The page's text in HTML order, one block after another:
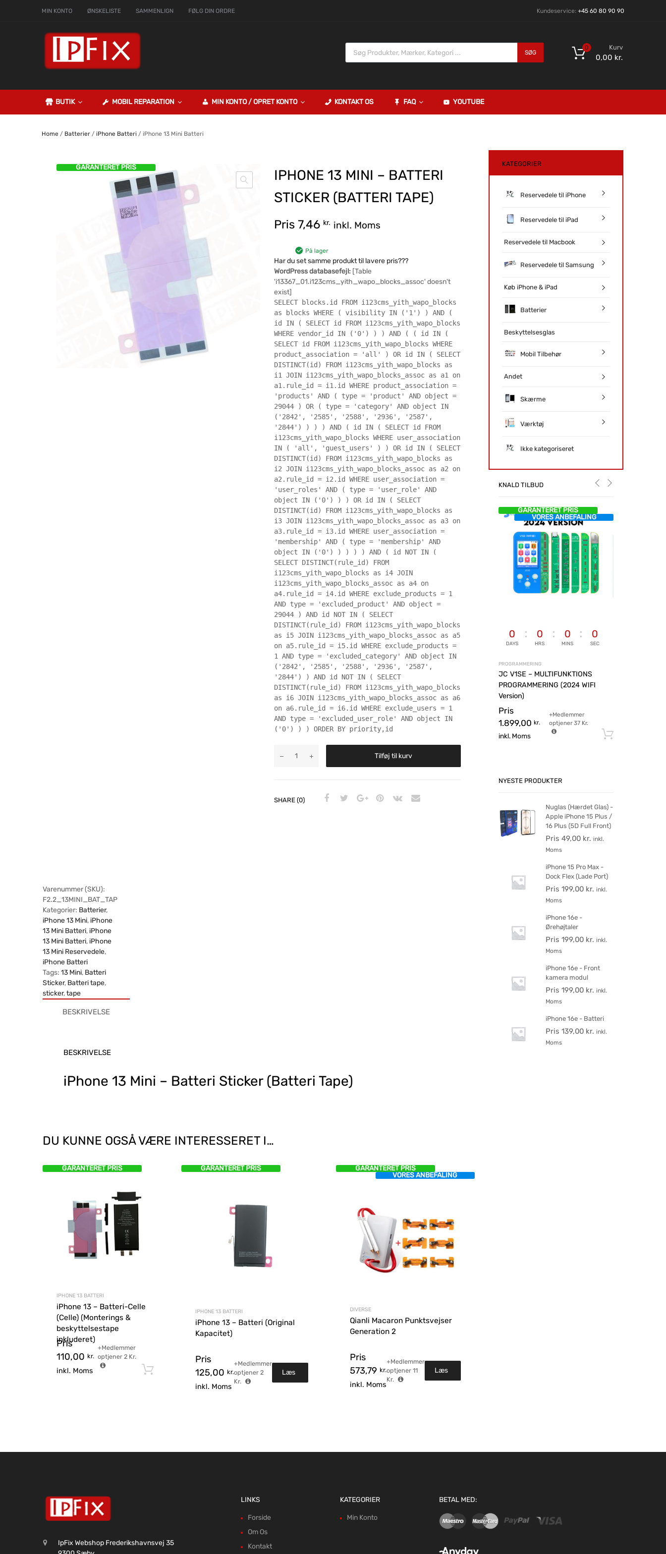
MIN KONTO ØNSKELISTE SAMMENLIGN FØLG DIN ORDRE Kundeservice: +45 60 80 90 90
SØG
Kurv
0,00 kr.
0
BUTIK MOBIL REPARATION MIN KONTO / OPRET KONTO KONTAKT OS FAQ YOUTUBE
Home/ Batterier/ iPhone Batteri / iPhone 13 Mini Batteri
GARANTERET PRIS
IPHONE 13 MINI – BATTERI
STICKER (BATTERI TAPE)
Pris7,46 kr. inkl. Moms
På lager
Har du set samme produkt til lavere pris???
WordPress databasefejl: [Table
'i13367_01.i123cms_yith_wapo_blocks_assoc' doesn't
exist]
SELECT blocks.id FROM i123cms_yith_wapo_blocks
as blocks WHERE ( visibility IN ('1') ) AND (
id IN ( SELECT id FROM i123cms_yith_wapo_blocks
WHERE vendor_id IN ('0') ) ) AND ( ( id IN (
SELECT id FROM i123cms_yith_wapo_blocks WHERE
product_association = 'all' ) OR id IN ( SELECT
DISTINCT(id) FROM i123cms_yith_wapo_blocks as
i1 JOIN i123cms_yith_wapo_blocks_assoc as a1 on
a1.rule_id = i1.id WHERE product_association =
'products' AND ( type = 'product' AND object =
29044 ) OR ( type = 'category' AND object IN
('2842', '2585', '2588', '2936', '2587',
'2844') ) ) ) AND ( id IN ( SELECT id FROM
i123cms_yith_wapo_blocks WHERE user_association
IN ( 'all', 'guest_users' ) ) OR id IN ( SELECT
DISTINCT(id) FROM i123cms_yith_wapo_blocks as
i2 JOIN i123cms_yith_wapo_blocks_assoc as a2 on
a2.rule_id = i2.id WHERE user_association =
'user_roles' AND ( type = 'user_role' AND
object IN ('0') ) ) OR id IN ( SELECT
DISTINCT(id) FROM i123cms_yith_wapo_blocks as
i3 JOIN i123cms_yith_wapo_blocks_assoc as a3 on
a3.rule_id = i3.id WHERE user_association =
'membership' AND ( type = 'membership' AND
object IN ('0') ) ) ) ) AND ( id NOT IN (
SELECT DISTINCT(rule_id) FROM
i123cms_yith_wapo_blocks as i4 JOIN
i123cms_yith_wapo_blocks_assoc as a4 on
a4.rule_id = i4.id WHERE exclude_products = 1
AND type = 'excluded_product' AND object =
29044 ) AND id NOT IN ( SELECT
DISTINCT(rule_id) FROM i123cms_yith_wapo_blocks
as i5 JOIN i123cms_yith_wapo_blocks_assoc as a5
on a5.rule_id = i5.id WHERE exclude_products =
1 AND type = 'excluded_category' AND object IN
('2842', '2585', '2588', '2936', '2587',
'2844') ) AND id NOT IN ( SELECT
DISTINCT(rule_id) FROM i123cms_yith_wapo_blocks
as i6 JOIN i123cms_yith_wapo_blocks_assoc as a6
on a6.rule_id = i6.id WHERE exclude_users = 1
AND type = 'excluded_user_role' AND object IN
('0') ) ) ORDER BY priority,id
Tilføj til kurv
SHARE (0)
Varenummer (SKU):
F2.2_13MINI_BAT_TAP
Kategorier: Batterier,
iPhone 13 Mini, iPhone
13 Mini Batteri, iPhone
13 Mini Batteri, iPhone
13 Mini Reservedele,
iPhone Batteri
Tags: 13 Mini, Batteri
Sticker, Batteri tape,
sticker,tape
BESKRIVELSE
BESKRIVELSE
iPhone 13 Mini – Batteri Sticker (Batteri Tape)
DU KUNNE OGSÅ VÆRE INTERESSERET I…
GARANTERET PRIS
IPHONE 13 BATTERI
iPhone 13 – Batteri-Celle
(Celle) (Monterings &
beskyttelsestape
inkluderet)
Pris
110,00 kr.
inkl. Moms
+Medlemmer
optjener 2Kr.
Tilføj til kurv
GARANTERET PRIS
IPHONE 13 BATTERI
iPhone 13 – Batteri (Original
Kapacitet)
Pris
125,00 kr.
inkl. Moms
+Medlemmer
optjener 2
Kr.
Læs
GARANTERET PRIS
VORES ANBEFALING
DIVERSE
Qianli Macaron Punktsvejser
Generation 2
Pris
573,79 kr.
inkl. Moms
+Medlemmer
optjener 11
Kr.
Læs
KATEGORIER
Reservedele til iPhone
Reservedele til iPad
Reservedele til Macbook
Reservedele til Samsung
Køb iPhone & iPad
Batterier
Beskyttelsesglas
Mobil Tilbehør
Andet
Skærme
Værktøj
Ikke kategoriseret
KNALD TILBUD
GARANTERET PRIS
VORES ANBEFALING
0
DAYS
0
HRS
0
MINS
0
SEC
PROGRAMMERING
JC V1SE – MULTIFUNKTIONS
PROGRAMMERING (2024 WIFI
Version)
Pris
1.899,00 kr.
inkl. Moms
+Medlemmer
optjener37 Kr.
NYESTE PRODUKTER
Nuglas (Hærdet Glas) -
Apple iPhone 15 Plus /
16 Plus (5D Full Front)
Pris 49,00 kr. inkl.
Moms
iPhone 15 Pro Max -
Dock Flex (Lade Port)
Pris 199,00 kr. inkl.
Moms
iPhone 16e -
Ørehøjtaler
Pris 199,00 kr. inkl.
Moms
iPhone 16e - Front
kamera modul
Pris 199,00 kr. inkl.
Moms
iPhone 16e - Batteri
Pris 139,00 kr. inkl.
Moms
IpFix Webshop Frederikshavnsvej 35
LINKS
Forside
Om Os
Kontakt
KATEGORIER
Min Konto
BETAL MED: